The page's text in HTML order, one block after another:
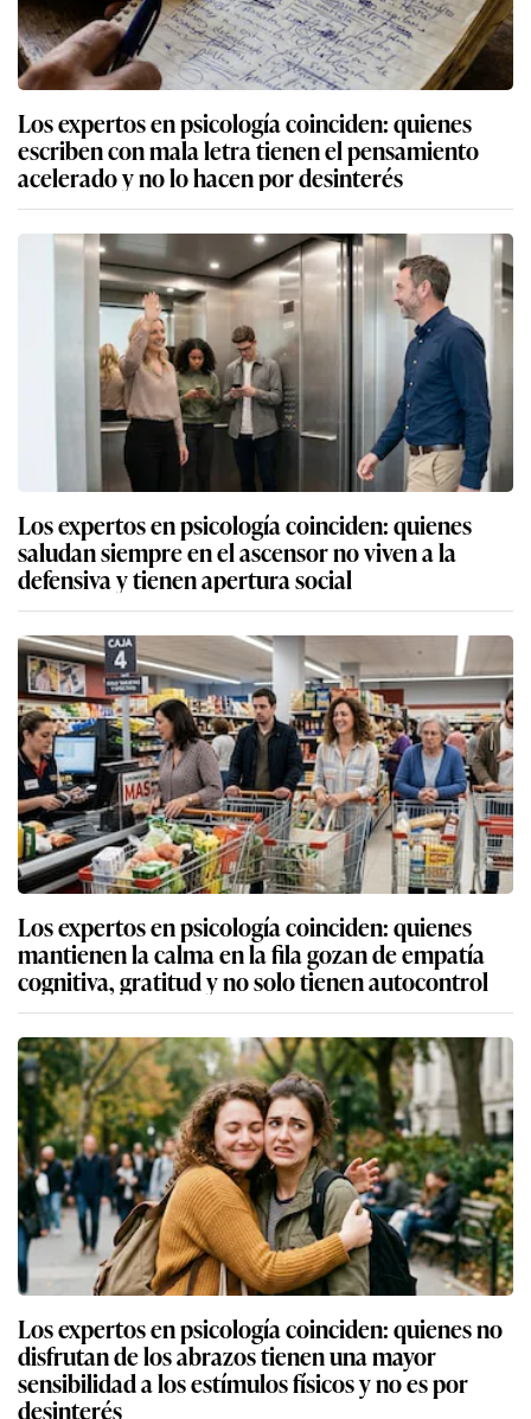
Los expertos en psicología coinciden: quienes
escriben con mala letra tienen el pensamiento
acelerado y no lo hacen por desinterés
Los expertos en psicología coinciden: quienes
saludan siempre en el ascensor no viven a la
defensiva y tienen apertura social
Los expertos en psicología coinciden: quienes
mantienen la calma en la fila gozan de empatía
cognitiva, gratitud y no solo tienen autocontrol
Los expertos en psicología coinciden: quienes no
disfrutan de los abrazos tienen una mayor
sensibilidad a los estímulos físicos y no es por
desinterés